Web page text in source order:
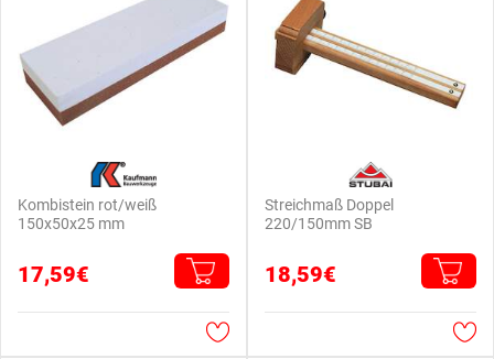
Kombistein rot/weiß
150x50x25 mm
17,59€
Streichmaß Doppel
220/150mm SB
18,59€